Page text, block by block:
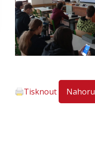
Tisknout Nahoru